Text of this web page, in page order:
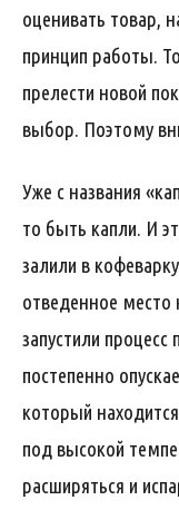
оценивать товар,
принцип работы.
прелести новой
выбор. Поэтому
Уже с названия
то быть капли. И
залили в
отведенное
запустили процесс
постепенно
который
под высокой
расширяться и